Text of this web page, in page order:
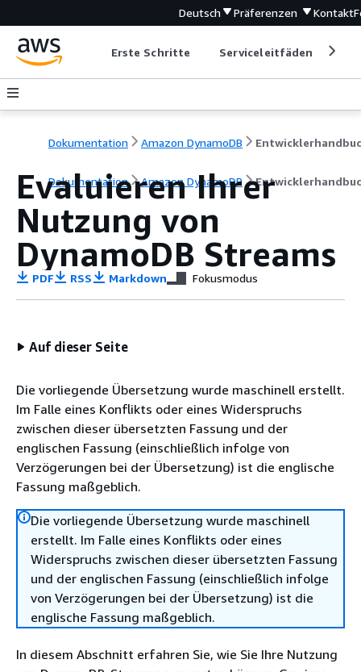
Deutsch Präferenzen Kontakt
Erste Schritte Serviceleitfäden
Dokumentation Amazon DynamoDB
Dokumentation Amazon DynamoDB
Evaluieren Ihrer
Nutzung von
DynamoDB Streams
PDF RSS Markdown Fokusmodus
Auf dieser Seite
Die vorliegende Übersetzung wurde maschinell erstellt.
Im Falle eines Konflikts oder eines Widerspruchs
zwischen dieser übersetzten Fassung und der
englischen Fassung (einschließlich infolge von
Verzögerungen bei der Übersetzung) ist die englische
Fassung maßgeblich.
Die vorliegende Übersetzung wurde maschinell
erstellt. Im Falle eines Konflikts oder eines
Widerspruchs zwischen dieser übersetzten Fassung
und der englischen Fassung (einschließlich infolge
von Verzögerungen bei der Übersetzung) ist die
englische Fassung maßgeblich.
In diesem Abschnitt erfahren Sie, wie Sie Ihre Nutzung